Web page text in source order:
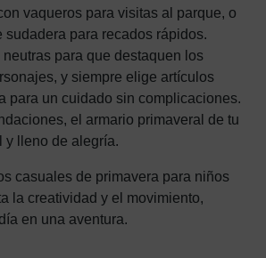
vaqueros para visitas al parque, o
sudadera para recados rápidos.
para que destaquen los
y siempre elige artículos
para un cuidado sin complicaciones.
el armario primaveral de tu
y lleno de alegría.
casuales de primavera para niños
la creatividad y el movimiento,
en una aventura.